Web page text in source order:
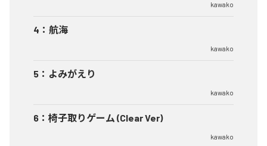
kawako
4 ： 航海
kawako
5 ： よみがえり
kawako
6 ： 椅子取りゲーム (Clear Ver)
kawako